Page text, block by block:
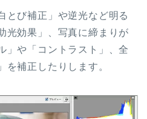
とび補正」や逆光など明る
光効果」、写真に締まりが
」や「コントラスト」、全
を補正したりします。